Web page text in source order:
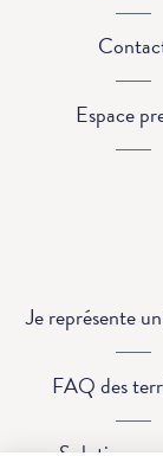
Espace
Je représente
FAQ des